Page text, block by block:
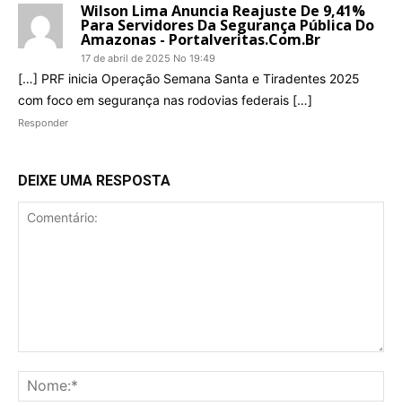
Wilson Lima Anuncia Reajuste De 9,41%
Para Servidores Da Segurança Pública Do
Amazonas - Portalveritas.com.br
17 de abril de 2025 No 19:49
[…] PRF inicia Operação Semana Santa e Tiradentes 2025
com foco em segurança nas rodovias federais […]
Responder
DEIXE UMA RESPOSTA